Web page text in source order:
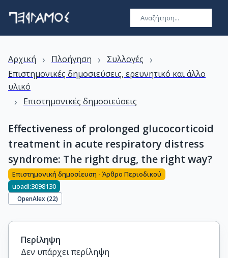
Αρχική › Πλοήγηση › Συλλογές ›
Επιστημονικές δημοσιεύσεις, ερευνητικό και άλλο
υλικό
› Επιστημονικές δημοσιεύσεις
Effectiveness of prolonged glucocorticoid
treatment in acute respiratory distress
syndrome: The right drug, the right way?
Επιστημονική δημοσίευση - Άρθρο Περιοδικού
uoadl:3098130
OpenAlex (22)
Περίληψη
Δεν υπάρχει περίληψη